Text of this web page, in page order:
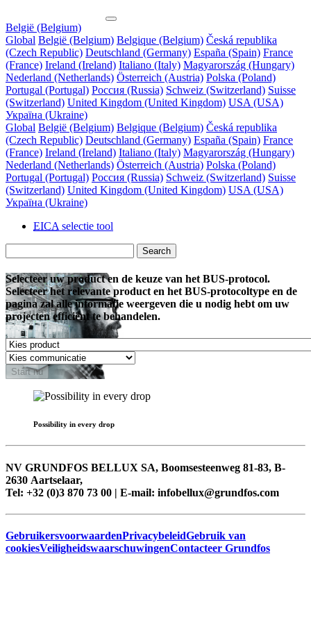
België (Belgium)
Global België (Belgium) Belgique (Belgium) Česká republika
(Czech Republic) Deutschland (Germany) España (Spain) France
(France) Ireland (Ireland) Italiano (Italy) Magyarország (Hungary)
Nederland (Netherlands) Österreich (Austria) Polska (Poland)
Portugal (Portugal) Россия (Russia) Schweiz (Switzerland) Suisse
(Switzerland) United Kingdom (United Kingdom) USA (USA)
Україна (Ukraine)
Global België (Belgium) Belgique (Belgium) Česká republika
(Czech Republic) Deutschland (Germany) España (Spain) France
(France) Ireland (Ireland) Italiano (Italy) Magyarország (Hungary)
Nederland (Netherlands) Österreich (Austria) Polska (Poland)
Portugal (Portugal) Россия (Russia) Schweiz (Switzerland) Suisse
(Switzerland) United Kingdom (United Kingdom) USA (USA)
Україна (Ukraine)
EICA selectie tool
Search
Selecteer uw product en de keuze van het BUS-protocol.
Selecteer het relevante product en het BUS-protocoltype en de
pagina zal alle informatie weergeven die u nodig hebt om uw
projecten efficiënt te behandelen.
Start nu
Possibility in every drop
NV GRUNDFOS BELLUX SA, Boomsesteenweg 81-83, B-
2630 Aartselaar,
Tel: +32 (0)3 870 73 00 | E-mail: infobellux@grundfos.com
GebruikersvoorwaardenPrivacybeleidGebruik van
cookiesVeiligheidswaarschuwingenContacteer Grundfos